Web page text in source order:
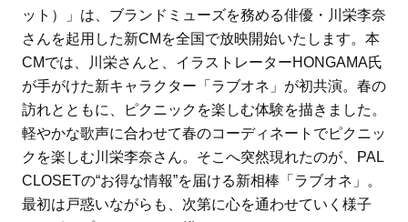
ット）」は、ブランドミューズを務める俳優・川栄李奈
さんを起用した新CMを全国で放映開始いたします。本
CMでは、川栄さんと、イラストレーターHONGAMA氏
が手がけた新キャラクター「ラブオネ」が初共演。春の
訪れとともに、ピクニックを楽しむ体験を描きました。
軽やかな歌声に合わせて春のコーディネートでピクニッ
クを楽しむ川栄李奈さん。そこへ突然現れたのが、PAL
CLOSETの“お得な情報”を届ける新相棒「ラブオネ」。
最初は戸惑いながらも、次第に心を通わせていく様子